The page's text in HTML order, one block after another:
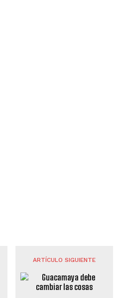
ARTÍCULO SIGUIENTE